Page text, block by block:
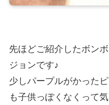
先ほどご紹介したボン
ジョンです♪
少しパープルがかった
も子供っぽくなくって